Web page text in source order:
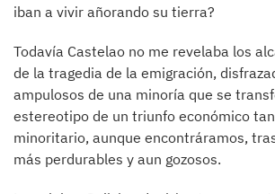
iban a vivir añorando su tierra?
Todavía Castelao no me revelaba los
de la tragedia de la emigración,
ampulosos de una minoría que se
estereotipo de un triunfo económico
minoritario, aunque encontráramos,
más perdurables y aun gozosos.